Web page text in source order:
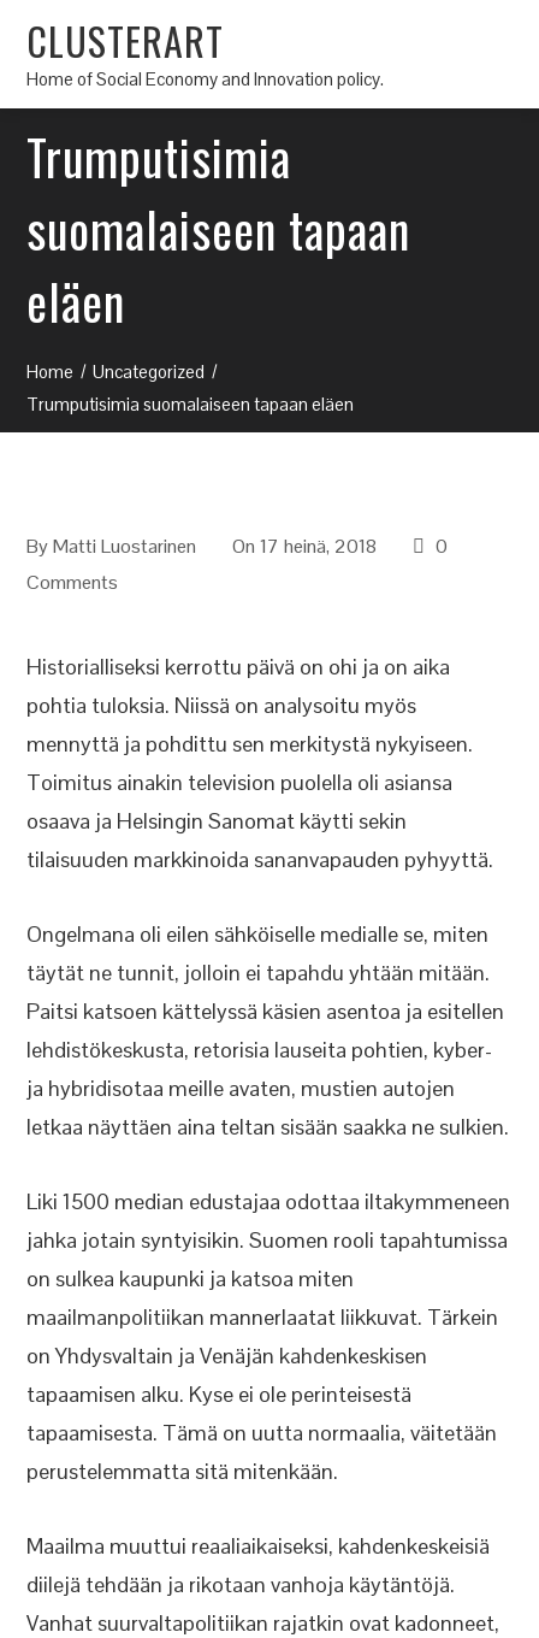
CLUSTERART
Home of Social Economy and Innovation policy.
Trumputisimia
suomalaiseen tapaan
eläen
Home
Uncategorized
Trumputisimia suomalaiseen tapaan eläen
ByMatti Luostarinen On 17 heinä, 2018
0
Comments
Historialliseksi kerrottu päivä on ohi ja on aika
pohtia tuloksia. Niissä on analysoitu myös
mennyttä ja pohdittu sen merkitystä nykyiseen.
Toimitus ainakin television puolella oli asiansa
osaava ja Helsingin Sanomat käytti sekin
tilaisuuden markkinoida sananvapauden pyhyyttä.
Ongelmana oli eilen sähköiselle medialle se, miten
täytät ne tunnit, jolloin ei tapahdu yhtään mitään.
Paitsi katsoen kättelyssä käsien asentoa ja esitellen
lehdistökeskusta, retorisia lauseita pohtien, kyber-
ja hybridisotaa meille avaten, mustien autojen
letkaa näyttäen aina teltan sisään saakka ne sulkien.
Liki 1500 median edustajaa odottaa iltakymmeneen
jahka jotain syntyisikin. Suomen rooli tapahtumissa
on sulkea kaupunki ja katsoa miten
maailmanpolitiikan mannerlaatat liikkuvat. Tärkein
on Yhdysvaltain ja Venäjän kahdenkeskisen
tapaamisen alku. Kyse ei ole perinteisestä
tapaamisesta. Tämä on uutta normaalia, väitetään
perustelemmatta sitä mitenkään.
Maailma muuttui reaaliaikaiseksi, kahdenkeskeisiä
diilejä tehdään ja rikotaan vanhoja käytäntöjä.
Vanhat suurvaltapolitiikan rajatkin ovat kadonneet,